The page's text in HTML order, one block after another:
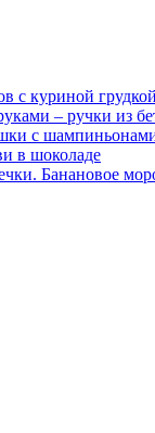
с куриной
– ручки из
с
в шоколаде
Банановое